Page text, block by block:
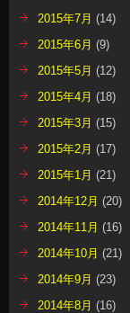
2015年7月 (14)
2015年6月 (9)
2015年5月 (12)
2015年4月 (18)
2015年3月 (15)
2015年2月 (17)
2015年1月 (21)
2014年12月 (20)
2014年11月 (16)
2014年10月 (21)
2014年9月 (23)
2014年8月 (16)